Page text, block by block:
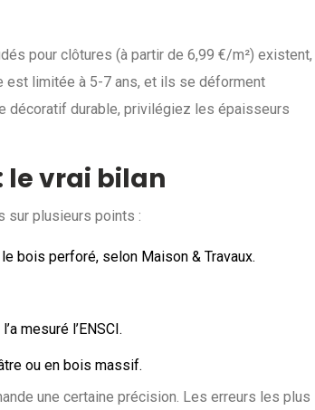
pour clôtures (à partir de 6,99 €/m²) existent,
est limitée à 5-7 ans, et ils se déforment
décoratif durable, privilégiez les épaisseurs
le vrai bilan
sur plusieurs points :
bois perforé, selon Maison & Travaux.
mesuré l’ENSCI.
ou en bois massif.
une certaine précision. Les erreurs les plus